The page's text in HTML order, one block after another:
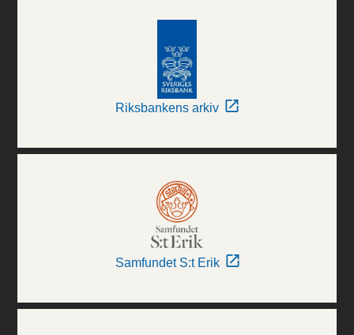
Riksbankens arkiv
Samfundet S:t Erik